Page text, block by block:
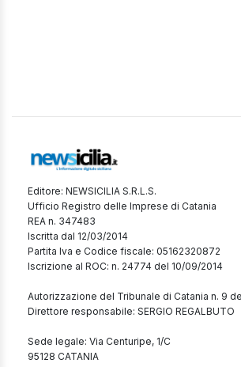
Editore: NEWSICILIA S.R.L.S.
Ufficio Registro delle Imprese di Catania
REA n. 347483
Iscritta dal 12/03/2014
Partita Iva e Codice fiscale: 05162320872
Iscrizione al ROC: n. 24774 del 10/09/2014
Autorizzazione del Tribunale di Catania n. 9
Direttore responsabile: SERGIO REGALBUTO
Sede legale: Via Centuripe, 1/C
95128 CATANIA